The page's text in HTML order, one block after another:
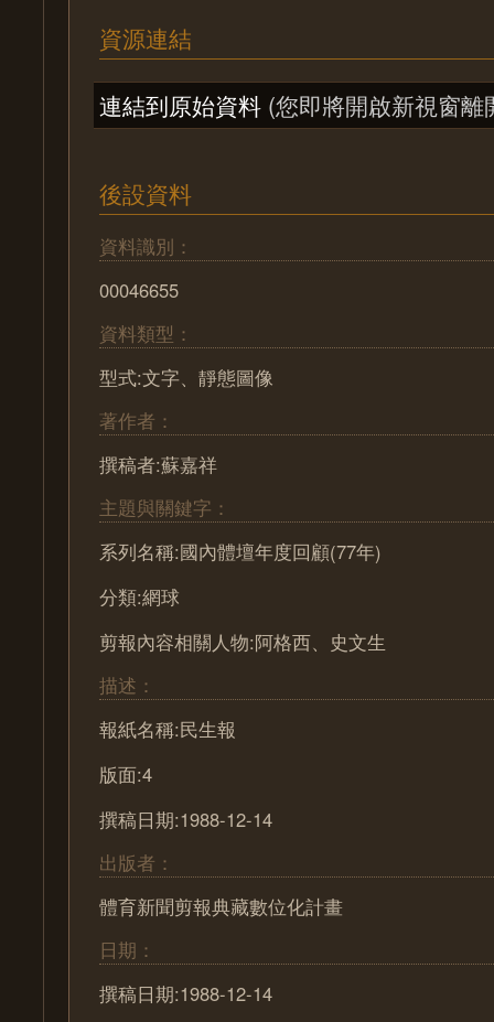
資源連結
連結到原始資料 (您即將開啟新視窗離
後設資料
資料識別：
00046655
資料類型：
型式:文字、靜態圖像
著作者：
撰稿者:蘇嘉祥
主題與關鍵字：
系列名稱:國內體壇年度回顧(77年)
分類:網球
剪報內容相關人物:阿格西、史文生
描述：
報紙名稱:民生報
版面:4
撰稿日期:1988-12-14
出版者：
體育新聞剪報典藏數位化計畫
日期：
撰稿日期:1988-12-14